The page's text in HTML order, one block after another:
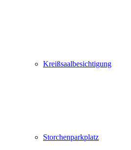
Kreißsaalbesichtigung
Storchenparkplatz